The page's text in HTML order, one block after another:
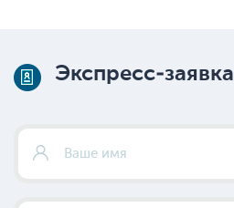
Экспресс-заявка